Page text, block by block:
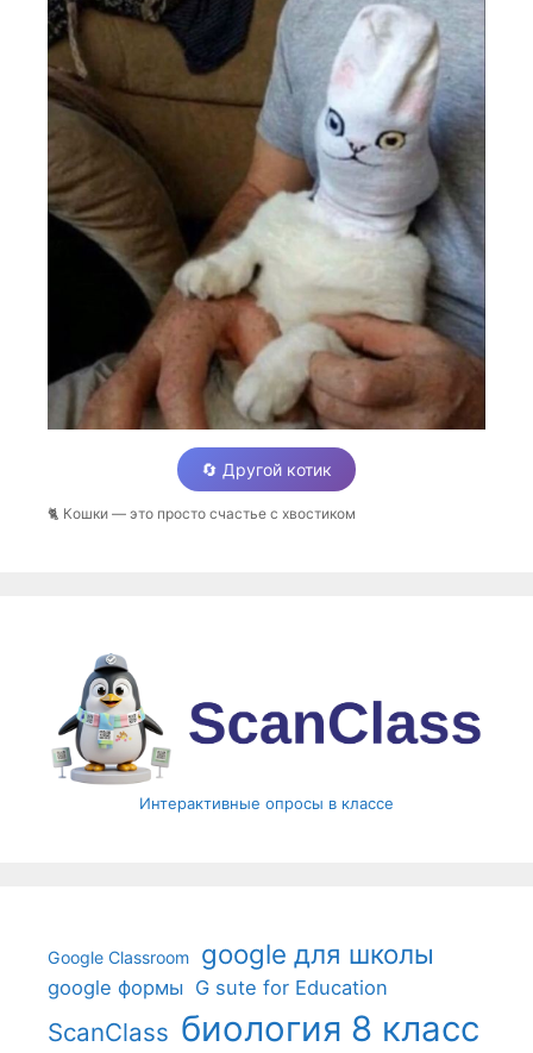
🔄 Другой котик
🐈 Кошки — это просто счастье с хвостиком
Интерактивные опросы в классе
Google Classroom google для школы
google формы G sute for Education
ScanClass биология 8 класс